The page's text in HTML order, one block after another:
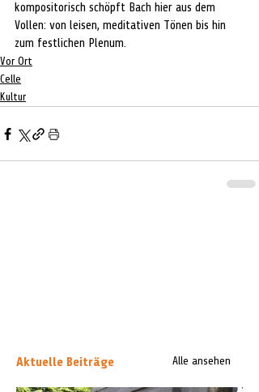
kompositorisch schöpft Bach hier aus dem
Vollen: von leisen, meditativen Tönen bis hin
zum festlichen Plenum.
Vor Ort
Celle
Kultur
Aktuelle Beiträge Alle ansehen